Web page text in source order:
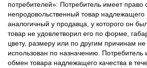
потребителей»: Потребитель имеет право
непродовольственный товар надлежащего
аналогичный у продавца, у которого он
товар не удовлетворил его по форме,
цвету, размеру или по другим причинам
использован по назначению. Потребитель
обмен товара надлежащего качества в